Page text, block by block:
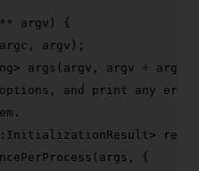
** argv)
{
argv);
args (argv, argv + argc)
and print any
(args, {